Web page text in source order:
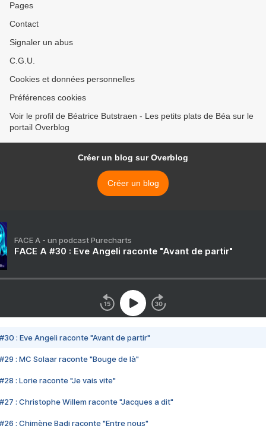
Pages
Contact
Signaler un abus
C.G.U.
Cookies et données personnelles
Préférences cookies
Voir le profil de Béatrice Butstraen - Les petits plats de Béa sur le
portail Overblog
Créer un blog sur Overblog
Créer un blog
FACE A - un podcast Purecharts
FACE A #30 : Eve Angeli raconte "Avant de partir"
#30 : Eve Angeli raconte "Avant de partir"
#29 : MC Solaar raconte "Bouge de là"
#28 : Lorie raconte "Je vais vite"
#27 : Christophe Willem raconte "Jacques a dit"
#26 : Chimène Badi raconte "Entre nous"